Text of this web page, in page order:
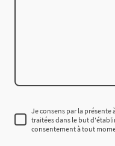
Je consens par la présente
traitées dans le but
consentement à tout